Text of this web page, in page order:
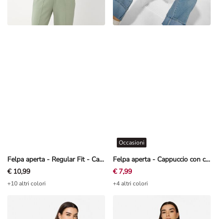
Felpa aperta - Regular Fit - Cachi
€ 10,99
+10 altri colori
Felpa aperta - Cappuccio con coulisse - rosso
Occasioni
€ 7,99
+4 altri colori